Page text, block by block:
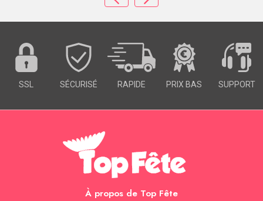
SSL SÉCURISÉ RAPIDE PRIX BAS SUPPORT
À propos de Top Fête